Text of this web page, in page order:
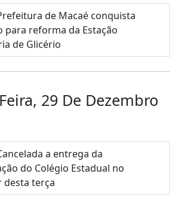
de Macaé conquista
para reforma da Estação
de Glicério
29 De Dezembro
a entrega da
do Colégio Estadual no
desta terça